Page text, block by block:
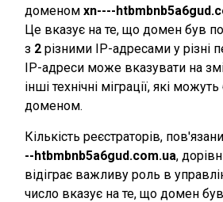
доменом xn----
Це вказує на те, що домен був
з 2 різними IP-адресами у різні
IP-адреси може вказувати на
інші технічні міграції, які
доменом.
Кількість реєстраторів,
--htbmbnb5a6gud.com.ua,
відіграє важливу роль в
число вказує на те, що домен